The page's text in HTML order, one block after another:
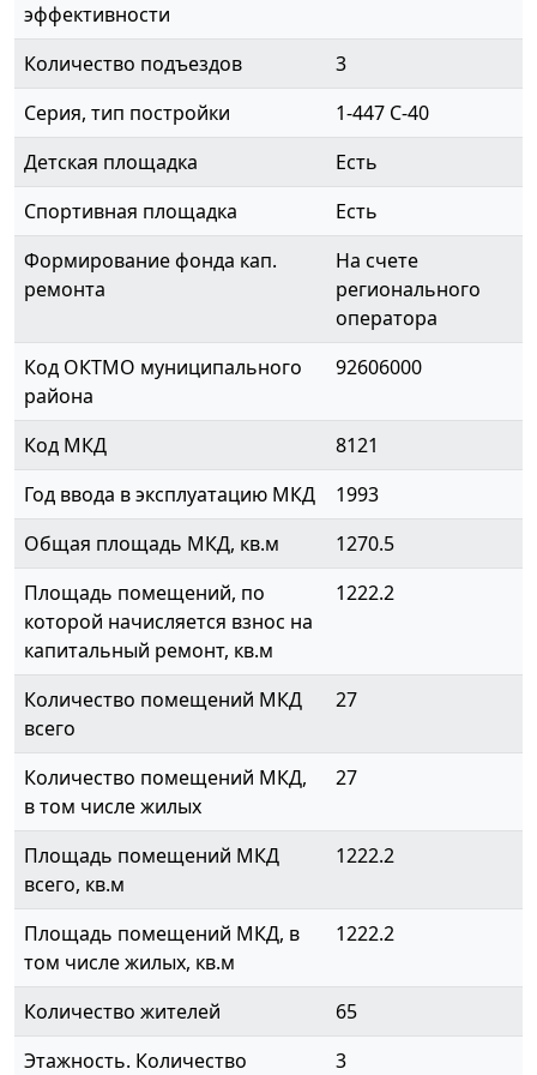
эффективности
Количество подъездов
3
Серия, тип постройки
1-447 С-40
Детская площадка
Есть
Спортивная площадка
Есть
Формирование фонда кап.
ремонта
На счете
регионального
оператора
Код ОКТМО муниципального
района
92606000
Код МКД
8121
Год ввода в эксплуатацию МКД
1993
Общая площадь МКД, кв.м
1270.5
Площадь помещений, по
которой начисляется взнос на
капитальный ремонт, кв.м
1222.2
Количество помещений МКД
всего
27
Количество помещений МКД,
в том числе жилых
27
Площадь помещений МКД
всего, кв.м
1222.2
Площадь помещений МКД, в
том числе жилых, кв.м
1222.2
Количество жителей
65
Этажность. Количество
3